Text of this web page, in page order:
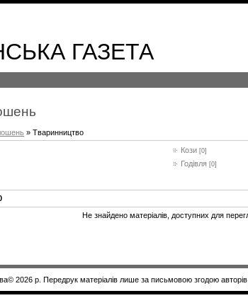
ГАЗЕТА
» Тваринництво
Кози [0]
Годівля [0]
Не знайдено матеріалів, доступних для
2026 р. Передрук матеріалів лише за письмовою згодою авторів